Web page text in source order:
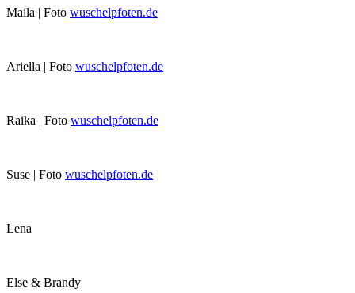
Maila | Foto wuschelpfoten.de
Ariella | Foto wuschelpfoten.de
Raika | Foto wuschelpfoten.de
Suse | Foto wuschelpfoten.de
Lena
Else & Brandy